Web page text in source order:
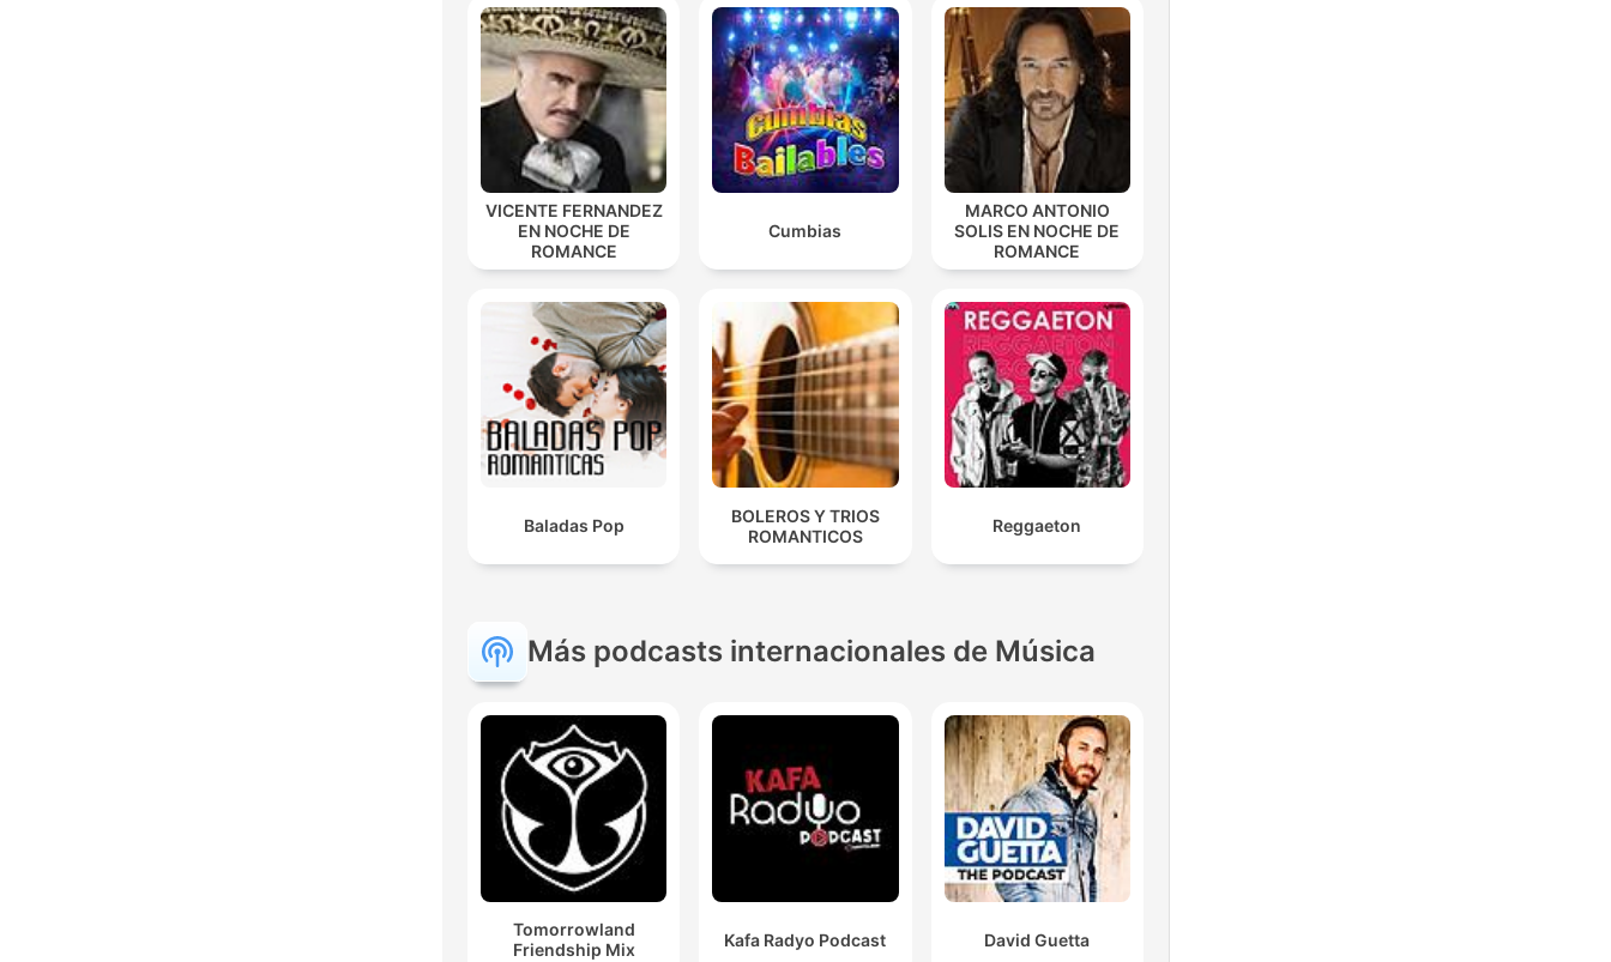
VICENTE FERNANDEZ
EN NOCHE DE
ROMANCE
Cumbias
MARCO ANTONIO
SOLIS EN NOCHE DE
ROMANCE
Baladas Pop
BOLEROS Y TRIOS
ROMANTICOS
Reggaeton
Más podcasts internacionales de Música
Tomorrowland
Friendship Mix
Kafa Radyo Podcast David Guetta